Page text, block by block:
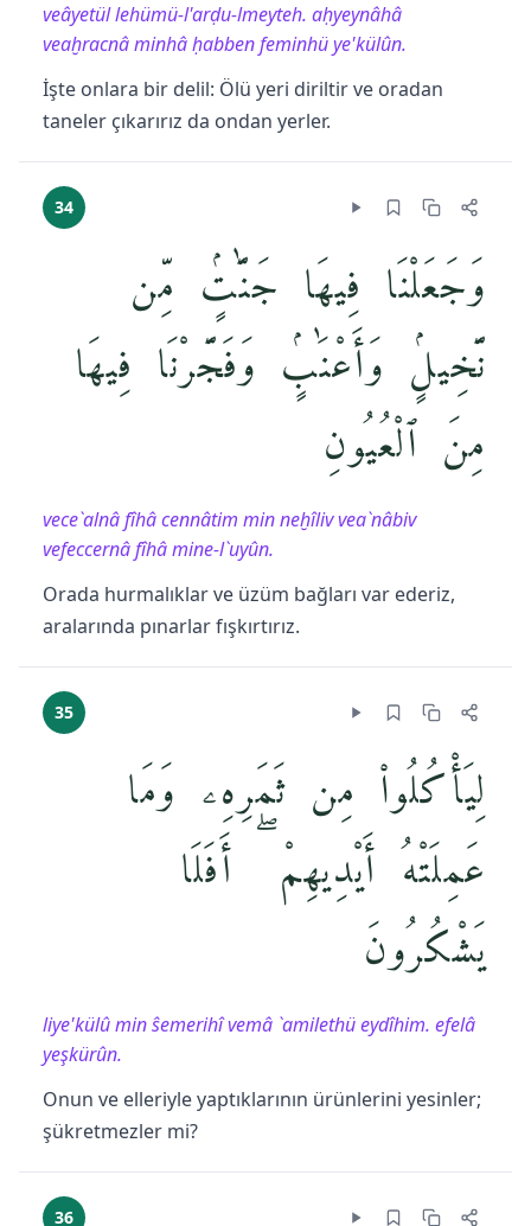
veâyetül lehümü-l'arḍu-lmeyteh. aḥyeynâhâ
veaḫracnâ minhâ ḥabben feminhü ye'külûn.
İşte onlara bir delil: Ölü yeri diriltir ve oradan
taneler çıkarırız da ondan yerler.
34
وَجَعَلْنَا فِيهَا جَنَّٰتٍۢ مِّن
نَّخِيلٍۢ وَأَعْنَٰبٍۢ وَفَجَّرْنَا فِيهَا
مِنَ ٱلْعُيُونِ
vece`alnâ fîhâ cennâtim min neḫîliv vea`nâbiv
vefeccernâ fîhâ mine-l`uyûn.
Orada hurmalıklar ve üzüm bağları var ederiz,
aralarında pınarlar fışkırtırız.
35
لِيَأْكُلُوا۟ مِن ثَمَرِهِۦ وَمَا
عَمِلَتْهُ أَيْدِيهِمْ ۖ أَفَلَا
يَشْكُرُونَ
liye'külû min ŝemerihî vemâ `amilethü eydîhim. efelâ
yeşkürûn.
Onun ve elleriyle yaptıklarının ürünlerini yesinler;
şükretmezler mi?
36